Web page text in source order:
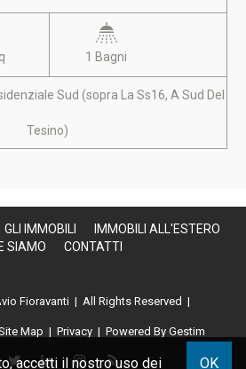
1 Bagni
Sud (sopra La Ss16, A Sud Del
Tesino)
GLI IMMOBILI
IMMOBILI ALL'ESTERO
SIAMO
CONTATTI
Fioravanti | All Rights Reserved |
Map | Privacy | Powered By Gestim
accetti il nostro uso dei OK